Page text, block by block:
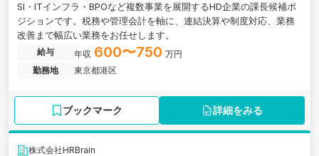
SI・ITインフラ・BPOなど複数事業を展開するHD企業の課長候補ポ
ジションです。税務や管理会計を軸に、連結決算や制度対応、業務
改善まで幅広い業務をお任せします。
給与 年収 600〜750 万円
勤務地
東京都港区
ブックマーク 詳細をみる
株式会社HRBrain